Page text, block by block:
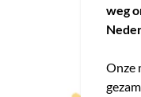
weg
Onze